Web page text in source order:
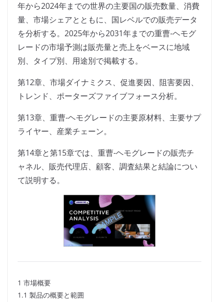
年から2024年までの世界の主要国の販売数量、消費
量、市場シェアとともに、国レベルでの販売データ
を分析する。2025年から2031年までの重曹-ヘモグ
レードの市場予測は販売量と売上をベースに地域
別、タイプ別、用途別で掲載する。
第12章、市場ダイナミクス、促進要因、阻害要因、
トレンド、ポーターズファイブフォース分析。
第13章、重曹-ヘモグレードの主要原材料、主要サプ
ライヤー、産業チェーン。
第14章と第15章では、重曹-ヘモグレードの販売チ
ャネル、販売代理店、顧客、調査結果と結論につい
て説明する。
1 市場概要
1.1 製品の概要と範囲